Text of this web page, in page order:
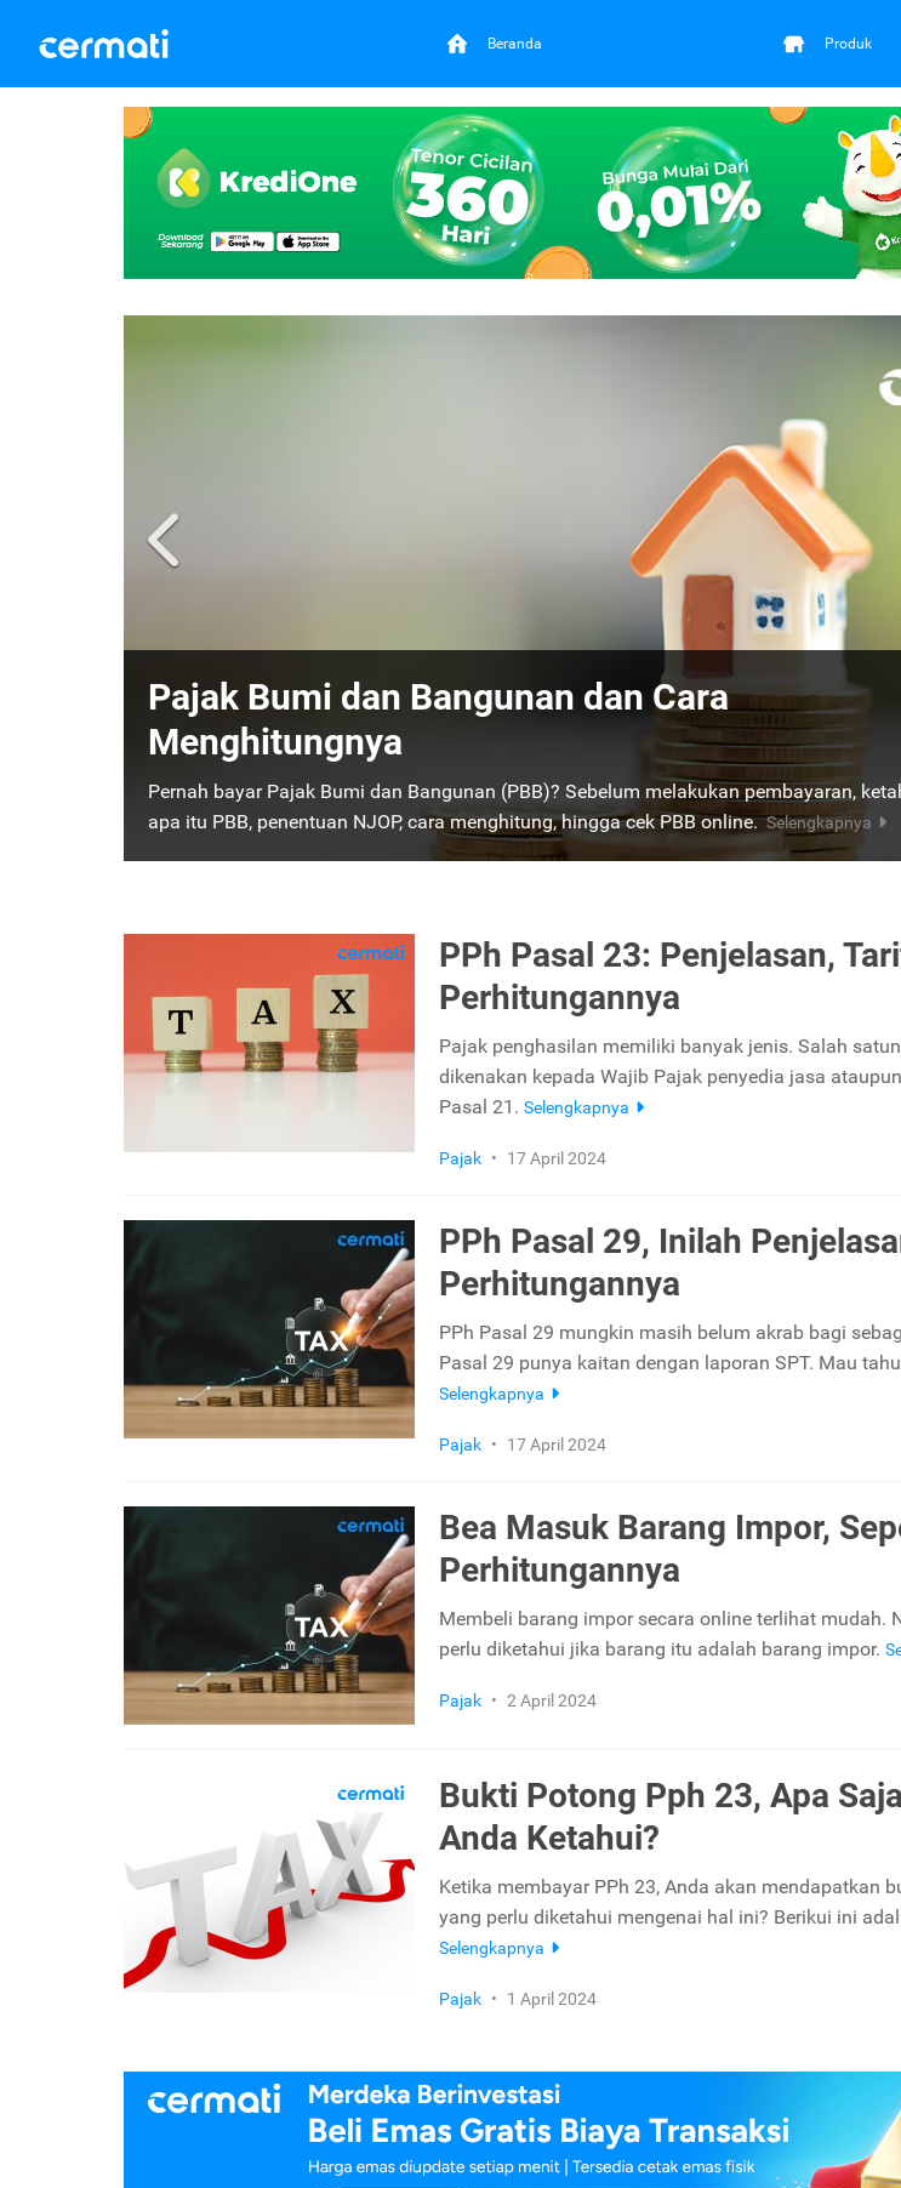
Beranda Produk
Pengertian Pajak, Fungsi, dan Jenis-Jenisnya
Apa dimaksud dengan pajak? apa saja jenisnya? Serta apa saja manfaatnya? Berikut
beberapa ciri pajak, jenis, serta fungsinya yang wajib diketahuiSelengkapnya
PPh Pasal 23: Penjelasan,
Perhitungannya
Pajak penghasilan memiliki banyak jenis. Salah
dikenakan kepada Wajib Pajak penyedia jasa
Pasal 21. Selengkapnya
Pajak • 17 April 2024
PPh Pasal 29, Inilah
Perhitungannya
PPh Pasal 29 mungkin masih belum akrab bagi
Pasal 29 punya kaitan dengan laporan SPT. Mau
Selengkapnya
Pajak • 17 April 2024
Bea Masuk Barang Impor,
Perhitungannya
Membeli barang impor secara online terlihat mudah.
perlu diketahui jika barang itu adalah barang impor.
Pajak • 2 April 2024
Bukti Potong Pph 23, Apa
Anda Ketahui?
Ketika membayar PPh 23, Anda akan mendapatkan
yang perlu diketahui mengenai hal ini? Berikui ini
Selengkapnya
Pajak • 1 April 2024